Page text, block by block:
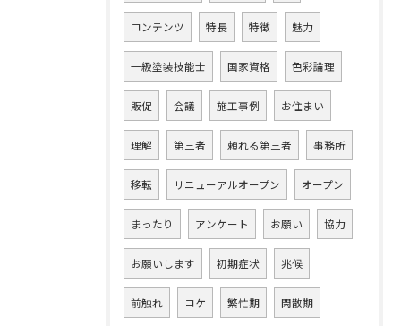
コンテンツ 特長 特徴 魅力
一級塗装技能士 国家資格 色彩論理
販促 会議 施工事例 お住まい
理解 第三者 頼れる第三者 事務所
移転 リニューアルオープン オープン
まったり アンケート お願い 協力
お願いします 初期症状 兆候
前触れ コケ 繁忙期 閑散期